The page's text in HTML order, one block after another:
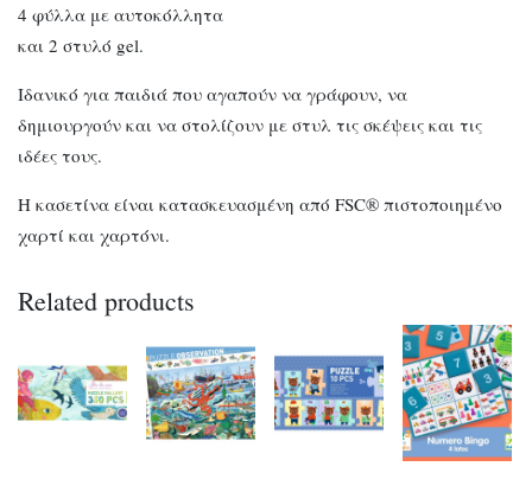
4 φύλλα με αυτοκόλλητα
και 2 στυλό gel.
Ιδανικό για παιδιά που αγαπούν να γράφουν, να
δημιουργούν και να στολίζουν με στυλ τις σκέψεις και τις
ιδέες τους.
Η κασετίνα είναι κατασκευασμένη από FSC® πιστοποιημένο
χαρτί και χαρτόνι.
Related products